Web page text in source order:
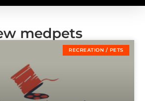
medpets
RECREATION / PETS